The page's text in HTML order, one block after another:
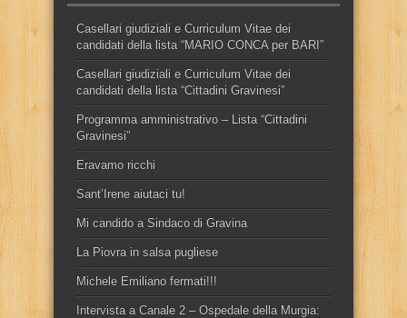
Casellari giudiziali e Curriculum Vitae dei
candidati della lista “MARIO CONCA per BARI”
Casellari giudiziali e Curriculum Vitae dei
candidati della lista “Cittadini Gravinesi”
Programma amministrativo – Lista “Cittadini
Gravinesi”
Eravamo ricchi
Sant’Irene aiutaci tu!
Mi candido a Sindaco di Gravina
La Piovra in salsa pugliese
Michele Emiliano fermati!!!
Intervista a Canale 2 – Ospedale della Murgia: